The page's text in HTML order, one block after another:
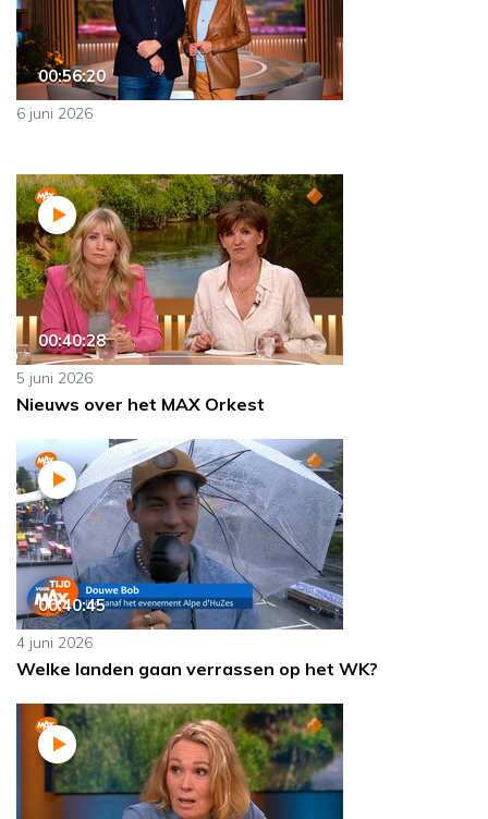
00:56:20
6 juni 2026
00:40:28
5 juni 2026
Nieuws over het MAX Orkest
00:40:45
4 juni 2026
Welke landen gaan verrassen op het WK?